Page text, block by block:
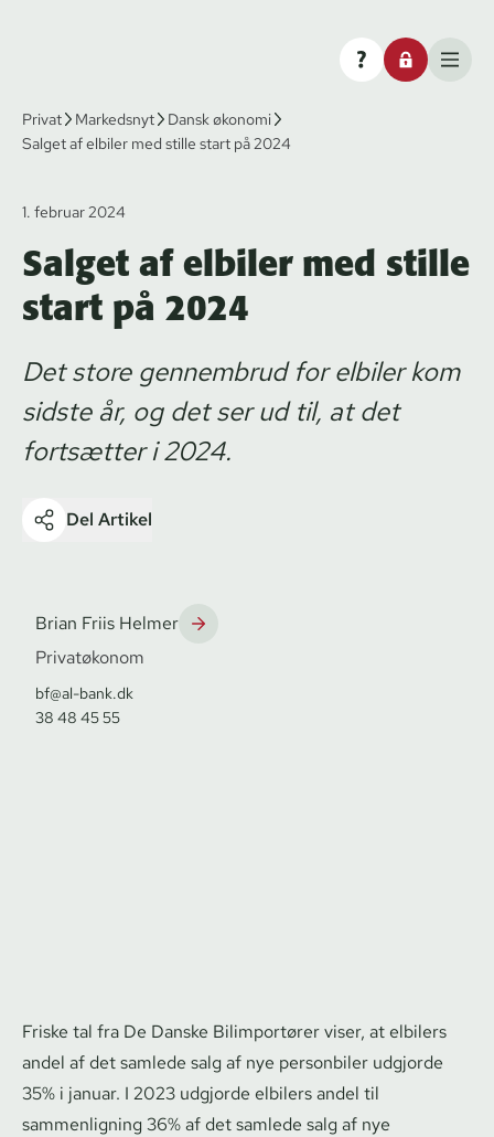
Privat Markedsnyt
Dansk økonomi
Salget af elbiler med stille start på 2024
1. februar 2024
Salget af elbiler med stille
start på 2024
Det store gennembrud for elbiler kom
sidste år, og det ser ud til, at det
fortsætter i 2024.
Del Artikel
Brian Friis Helmer
Privatøkonom
bf@al-bank.dk
38 48 45 55
Friske tal fra De Danske Bilimportører viser, at elbilers
andel af det samlede salg af nye personbiler udgjorde
35% i januar. I 2023 udgjorde elbilers andel til
sammenligning 36% af det samlede salg af nye